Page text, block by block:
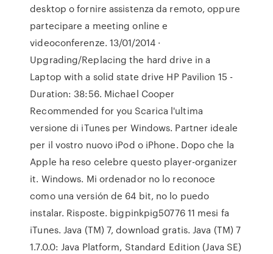
desktop o fornire assistenza da remoto, oppure
partecipare a meeting online e
videoconferenze. 13/01/2014 ·
Upgrading/Replacing the hard drive in a
Laptop with a solid state drive HP Pavilion 15 -
Duration: 38:56. Michael Cooper
Recommended for you Scarica l'ultima
versione di iTunes per Windows. Partner ideale
per il vostro nuovo iPod o iPhone. Dopo che la
Apple ha reso celebre questo player-organizer
it. Windows. Mi ordenador no lo reconoce
como una versión de 64 bit, no lo puedo
instalar. Risposte. bigpinkpig50776 11 mesi fa
iTunes. Java (TM) 7, download gratis. Java (TM) 7
1.7.0.0: Java Platform, Standard Edition (Java SE)